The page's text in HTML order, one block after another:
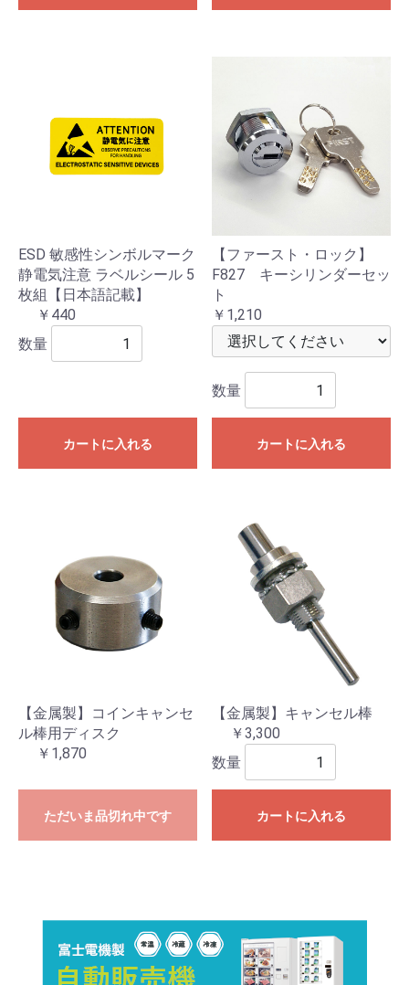
ESD 敏感性シンボルマーク
静電気注意 ラベルシール 5
枚組【日本語記載】
￥440
数量
カートに入れる
【ファースト・ロック】
F827 キーシリンダーセッ
ト
￥1,210
数量
カートに入れる
【金属製】コインキャンセ
ル棒用ディスク
￥1,870
ただいま品切れ中です
【金属製】キャンセル棒
￥3,300
数量
カートに入れる